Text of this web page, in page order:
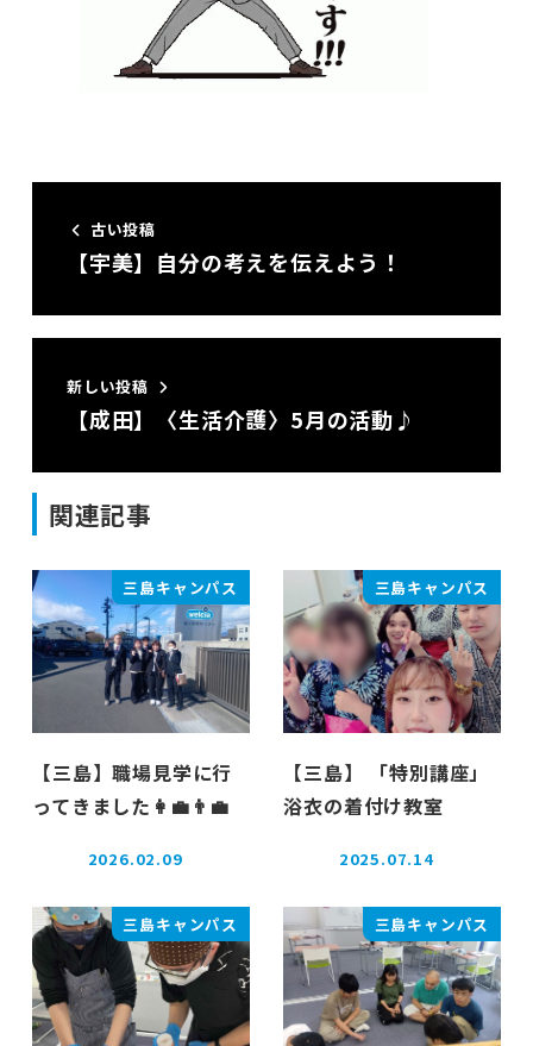
古い投稿
【宇美】自分の考えを伝えよう！
新しい投稿
【成田】〈生活介護〉5月の活動♪
関連記事
三島キャンパス
【三島】職場見学に行
ってきました👩‍💼👨‍💼
投稿日
2026.02.09
三島キャンパス
【三島】 「特別講座」
浴衣の着付け教室
投稿日
2025.07.14
三島キャンパス 三島キャンパス